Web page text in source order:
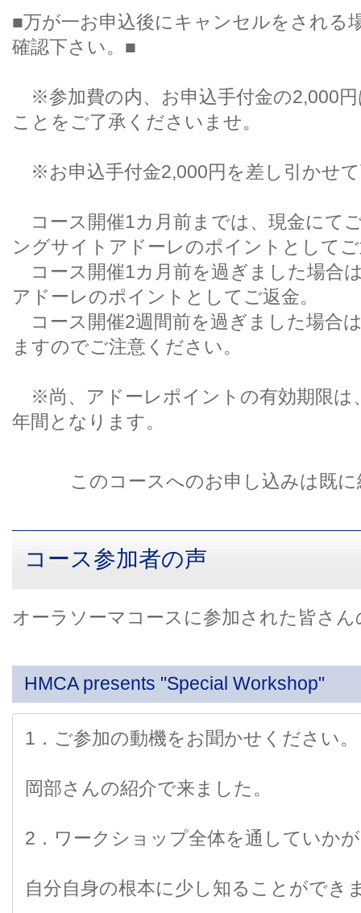
■万が一お申込後にキャンセルをされる
確認下さい。■
※参加費の内、お申込手付金の2,000
ことをご了承くださいませ。
※お申込手付金2,000円を差し引かせ
コース開催1カ月前までは、現金にて
ングサイトアドーレのポイントとして
コース開催1カ月前を過ぎました場合
アドーレのポイントとしてご返金。
コース開催2週間前を過ぎました場合
ますのでご注意ください。
※尚、アドーレポイントの有効期限は
年間となります。
このコースへのお申し込みは既
コース参加者の声
オーラソーマコースに参加された皆さ
HMCA presents "Special Workshop"
1．ご参加の動機をお聞かせください。
岡部さんの紹介で来ました。
2．ワークショップ全体を通していか
自分自身の根本に少し知ることができ